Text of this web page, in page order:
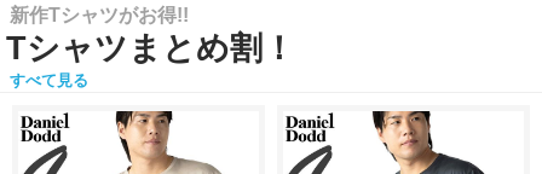
2101
新作Tシャツがお得!!
Tシャツまとめ割！
すべて見る